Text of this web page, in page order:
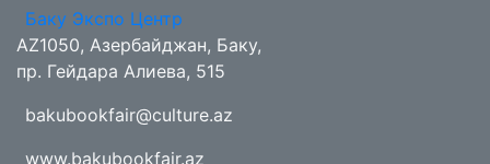
Баку Экспо Центр
AZ1050, Азербайджан, Баку,
пр. Гейдара Алиева, 515
bakubookfair@culture.az
www.bakubookfair.az